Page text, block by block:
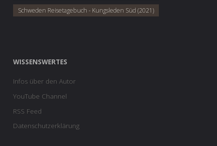
Schweden Reisetagebuch - Kungsleden Süd (2021)
WISSENSWERTES
Infos über den Autor
YouTube Channel
RSS Feed
Datenschutzerklärung